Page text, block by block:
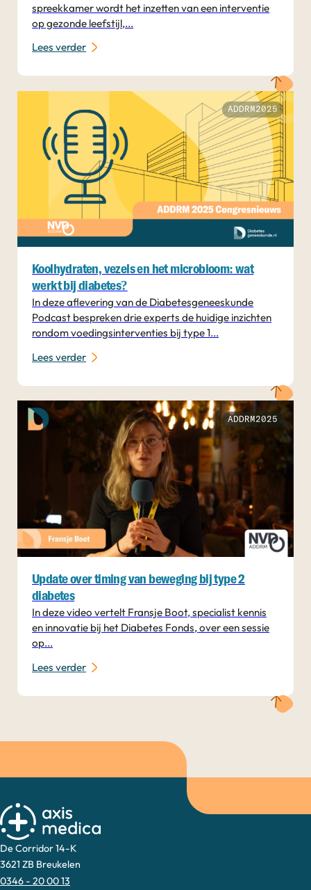
spreekkamer wordt het inzetten van een interventie
op gezonde leefstijl,...
Lees verder
ADDRM2025
Koolhydraten, vezels en het microbioom: wat
werkt bij diabetes?
In deze aflevering van de Diabetesgeneeskunde
Podcast bespreken drie experts de huidige inzichten
rondom voedingsinterventies bij type 1...
Lees verder
ADDRM2025
Update over timing van beweging bij type 2
diabetes
In deze video vertelt Fransje Boot, specialist kennis
en innovatie bij het Diabetes Fonds, over een sessie
op...
Lees verder
De Corridor 14-K
3621 ZB Breukelen
0346 - 20 00 13